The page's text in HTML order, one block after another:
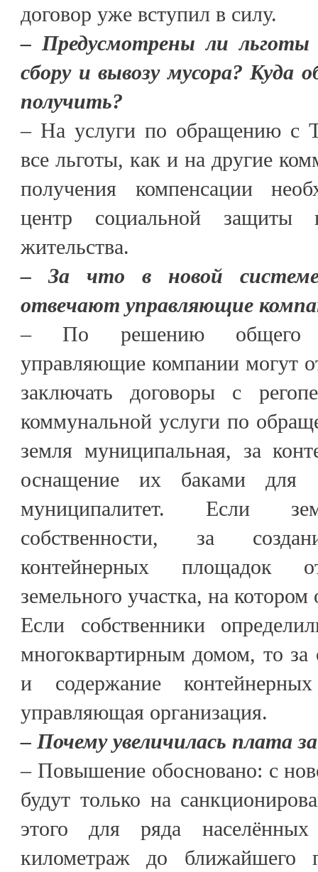
договор уже вступил в силу.
– Предусмотрены ли льготы
сбору и вывозу мусора? Куда
получить?
– На услуги по обращению с
все льготы, как и на другие
получения компенсации
центр социальной защиты
жительства.
– За что в новой
отвечают управляющие
– По решению общего
управляющие компании могут
заключать договоры с
коммунальной услуги по
земля муниципальная, за
оснащение их баками для
муниципалитет. Если
собственности, за
контейнерных площадок
земельного участка, на
Если собственники
многоквартирным домом, то за
и содержание
управляющая организация.
– Почему увеличилась плата
– Повышение обосновано: c
будут только на
этого для ряда населённых
километраж до ближайшего